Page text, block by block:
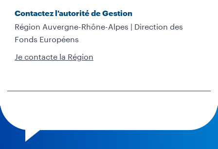
Contactez l'autorité de Gestion
Région Auvergne-Rhône-Alpes | Direction des
Fonds Européens
Je contacte la Région